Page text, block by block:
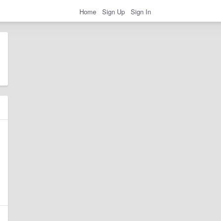
Home Sign Up Sign In